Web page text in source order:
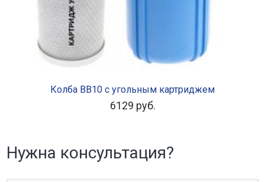
Колба BB10 с угольным картриджем
6129 руб.